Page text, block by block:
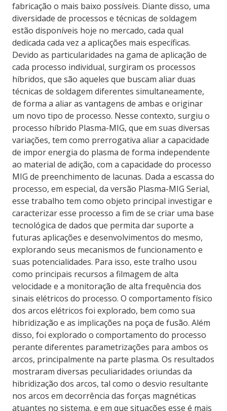
fabricação o mais baixo possíveis. Diante disso, uma
diversidade de processos e técnicas de soldagem
estão disponíveis hoje no mercado, cada qual
dedicada cada vez a aplicações mais específicas.
Devido as particularidades na gama de aplicação de
cada processo individual, surgiram os processos
híbridos, que são aqueles que buscam aliar duas
técnicas de soldagem diferentes simultaneamente,
de forma a aliar as vantagens de ambas e originar
um novo tipo de processo. Nesse contexto, surgiu o
processo híbrido Plasma-MIG, que em suas diversas
variações, tem como prerrogativa aliar a capacidade
de impor energia do plasma de forma independente
ao material de adição, com a capacidade do processo
MIG de preenchimento de lacunas. Dada a escassa do
processo, em especial, da versão Plasma-MIG Serial,
esse trabalho tem como objeto principal investigar e
caracterizar esse processo a fim de se criar uma base
tecnológica de dados que permita dar suporte a
futuras aplicações e desenvolvimentos do mesmo,
explorando seus mecanismos de funcionamento e
suas potencialidades. Para isso, este tralho usou
como principais recursos a filmagem de alta
velocidade e a monitoração de alta frequência dos
sinais elétricos do processo. O comportamento físico
dos arcos elétricos foi explorado, bem como sua
hibridização e as implicações na poça de fusão. Além
disso, foi explorado o comportamento do processo
perante diferentes parametrizações para ambos os
arcos, principalmente na parte plasma. Os resultados
mostraram diversas peculiaridades oriundas da
hibridização dos arcos, tal como o desvio resultante
nos arcos em decorrência das forças magnéticas
atuantes no sistema, e em que situações esse é mais